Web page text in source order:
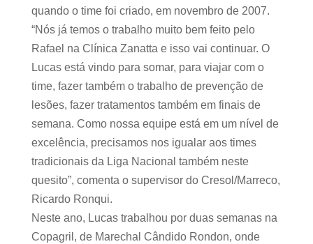
quando o time foi criado, em novembro de 2007.
“Nós já temos o trabalho muito bem feito pelo
Rafael na Clínica Zanatta e isso vai continuar. O
Lucas está vindo para somar, para viajar com o
time, fazer também o trabalho de prevenção de
lesões, fazer tratamentos também em finais de
semana. Como nossa equipe está em um nível de
excelência, precisamos nos igualar aos times
tradicionais da Liga Nacional também neste
quesito”, comenta o supervisor do Cresol/Marreco,
Ricardo Ronqui.
Neste ano, Lucas trabalhou por duas semanas na
Copagril, de Marechal Cândido Rondon, onde